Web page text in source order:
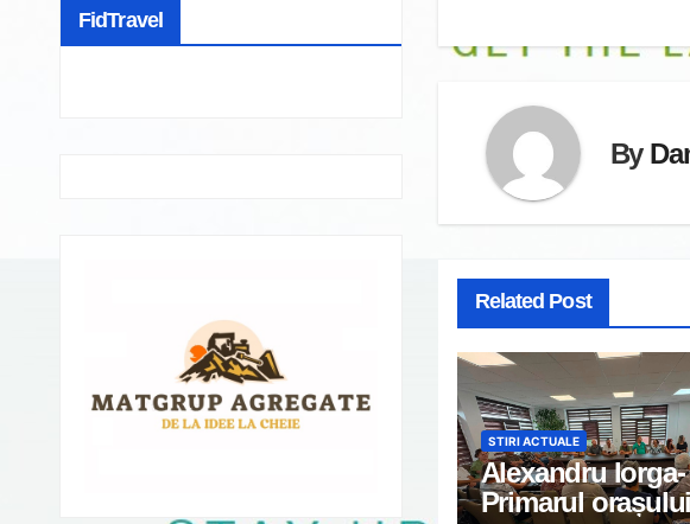
FidTravel
By
Related Post
STIRI ACTUALE
Alexandru Iorga-
Primarul